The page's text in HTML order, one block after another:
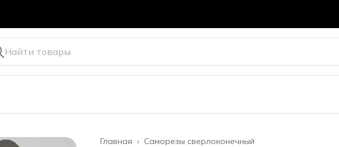
Саморезы сверлоконечный
Главная ›